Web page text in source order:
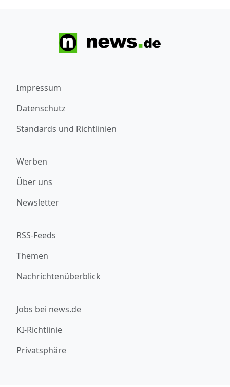
Impressum
Datenschutz
Standards und Richtlinien
Werben
Über uns
Newsletter
RSS-Feeds
Themen
Nachrichtenüberblick
Jobs bei news.de
KI-Richtlinie
Privatsphäre